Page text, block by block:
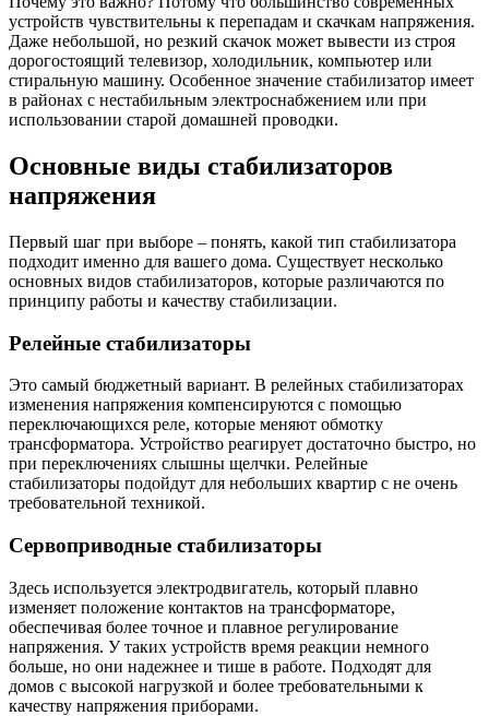
устройств чувствительны к перепадам и скачкам напряжения.
Даже небольшой, но резкий скачок может вывести из строя
дорогостоящий телевизор, холодильник, компьютер или
стиральную машину. Особенное значение стабилизатор имеет
в районах с нестабильным электроснабжением или при
использовании старой домашней проводки.
Основные виды стабилизаторов
напряжения
Первый шаг при выборе – понять, какой тип стабилизатора
подходит именно для вашего дома. Существует несколько
основных видов стабилизаторов, которые различаются по
принципу работы и качеству стабилизации.
Релейные стабилизаторы
Это самый бюджетный вариант. В релейных стабилизаторах
изменения напряжения компенсируются с помощью
переключающихся реле, которые меняют обмотку
трансформатора. Устройство реагирует достаточно быстро, но
при переключениях слышны щелчки. Релейные
стабилизаторы подойдут для небольших квартир с не очень
требовательной техникой.
Сервоприводные стабилизаторы
Здесь используется электродвигатель, который плавно
изменяет положение контактов на трансформаторе,
обеспечивая более точное и плавное регулирование
напряжения. У таких устройств время реакции немного
больше, но они надежнее и тише в работе. Подходят для
домов с высокой нагрузкой и более требовательными к
качеству напряжения приборами.